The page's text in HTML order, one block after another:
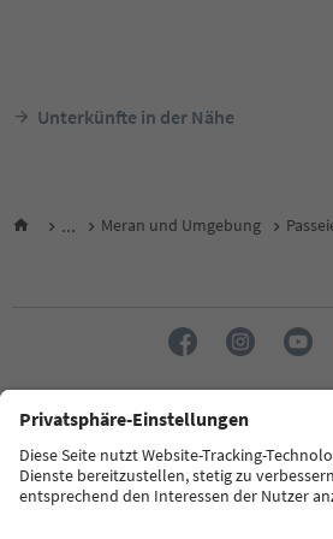
Unterkünfte in der Nähe
... Meran und Umgebung
Sprache: Deutsch
FAQ Kontakt Presse MICE